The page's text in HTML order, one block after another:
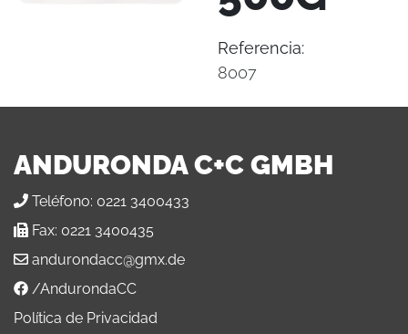
Referencia:
8007
ANDURONDA C+C GMBH
Teléfono: 0221 3400433
Fax: 0221 3400435
andurondacc@gmx.de
/AndurondaCC
Política de Privacidad